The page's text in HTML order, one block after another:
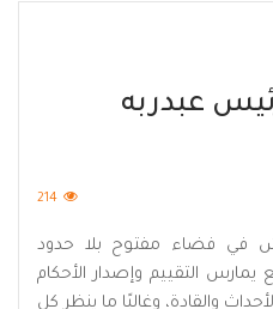
عبدربه
214
في فضاء مفتوح بلا حدود
التقييم وإصدار الأحكام
والقادة، وغالبًا ما ينظر كل